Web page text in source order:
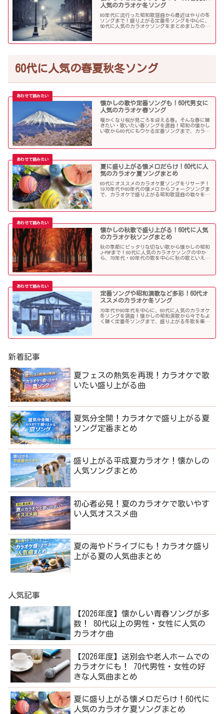
人気のカラオケ冬ソング
80年代に流行った昭和歌謡曲から最近はやりの冬
ソングまで！盛り上がる定番冬ソングを中心に、
50代に人気のカラオケソングをまとめましたので
60代に人気の春夏秋冬ソング
懐かしの歌や定番ソングも！60代男女に
人気のカラオケ春ソング
暖かくなり桜が見ごろを迎える春。そんな春に聴
きたい・歌いたい春ソングを選曲！昭和の懐かし
い歌から60代にもウケる定番ソングまで、カラオ
夏に盛り上がる懐メロだらけ！60代に人
気のカラオケ夏ソングまとめ
60代にオススメのカラオケ夏ソングをリサーチ！
1970年代や80年代の懐メロからフォークソングま
で、カラオケで盛り上がる昭和歌謡曲の数々を取
懐かしの秋歌で盛り上がる！60代に人気
のカラオケ秋ソングまとめ
秋の季節にピッタリな切ない歌から懐かしの昭和
J-POPまで！60代に人気のカラオケソングの中か
ら、70年代・80年代の歌を中心に秋の歌といえば
定番ソングや昭和演歌など多彩！60代オ
ススメのカラオケ冬ソング
70年代や80年代を中心に、60代に人気のカラオケ
冬ソングを調査！懐かしの昭和演歌から今でもよ
く聴く定番冬ソングまで、盛り上がる冬歌を集め
新着記事
夏フェスの熱気を再現！カラオケで歌
いたい盛り上がる曲
夏気分全開！カラオケで盛り上がる夏
ソング定番まとめ
盛り上がる平成夏カラオケ！懐かしの
人気ソングまとめ
初心者必見！夏のカラオケで歌いやす
い人気オススメ曲
夏の海やドライブにも！カラオケ盛り
上がる夏の人気曲まとめ
人気記事
【2026年度】懐かしい青春ソングが多
数！ 80代以上の男性・女性に人気の
カラオケ曲
【2026年度】送別会や老人ホームでの
カラオケにも！ 70代男性・女性の好
きな人気曲まとめ
夏に盛り上がる懐メロだらけ！60代に
人気のカラオケ夏ソングまとめ